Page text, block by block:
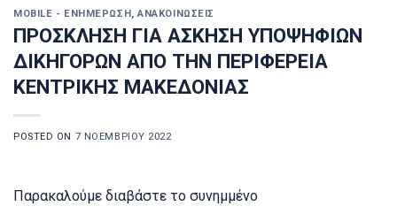
MOBILE - ΕΝΗΜΈΡΩΣΗ,ΑΝΑΚΟΙΝΏΣΕΙΣ
ΠΡΟΣΚΛΗΣΗ ΓΙΑ ΑΣΚΗΣΗ ΥΠΟΨΗΦΙΩΝ
ΔΙΚΗΓΟΡΩΝ ΑΠΟ ΤΗΝ ΠΕΡΙΦΕΡΕΙΑ
ΚΕΝΤΡΙΚΗΣ ΜΑΚΕΔΟΝΙΑΣ
POSTED ON 7 ΝΟΕΜΒΡΊΟΥ 2022
Παρακαλούμε διαβάστε το συνημμένο